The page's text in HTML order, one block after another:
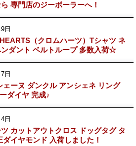
専門店のジーボーラーへ！
日
（クロムハーツ）Tシャツ ネ
ンダント ベルトループ 多数入荷☆
日
ェーヌ ダンクル アンシェネ リング
ダイヤ 完成♪
日
カットアウトクロス ドッグタグ タ
ダイヤモンド 入荷しました！